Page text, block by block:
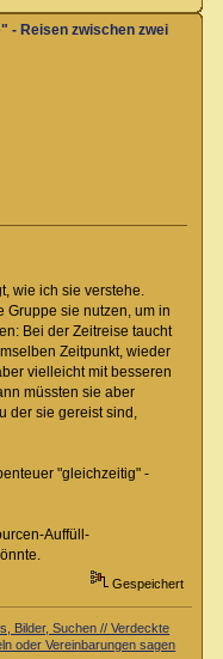
- Reisen zwischen zwei
wie ich sie verstehe.
Gruppe sie nutzen, um in
Bei der Zeitreise taucht
Zeitpunkt, wieder
vielleicht mit besseren
müssten sie aber
der sie gereist sind,
"gleichzeitig" -
Auffüll-
Gespeichert
Bilder, Suchen // Verdeckte
oder Vereinbarungen sagen